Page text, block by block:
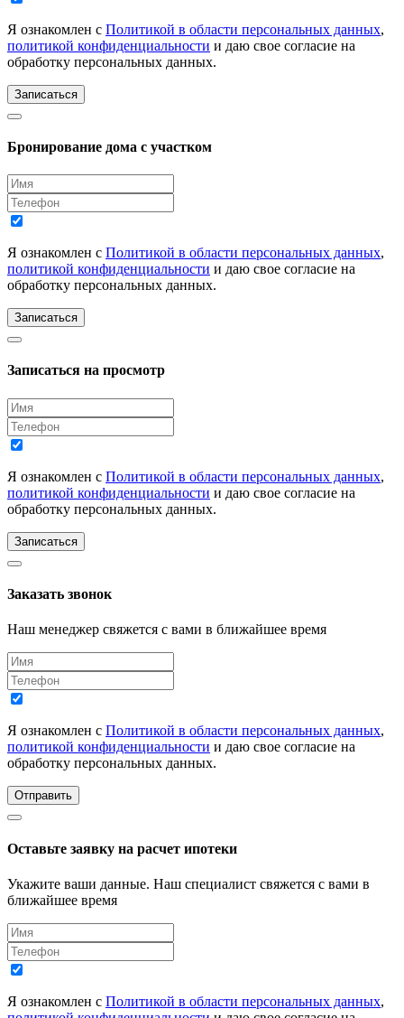
Я ознакомлен с Политикой в области персональных данных,
политикой конфиденциальности и даю свое согласие на
обработку персональных данных.
Записаться
Бронирование дома с участком
Я ознакомлен с Политикой в области персональных данных,
политикой конфиденциальности и даю свое согласие на
обработку персональных данных.
Записаться
Записаться на просмотр
Я ознакомлен с Политикой в области персональных данных,
политикой конфиденциальности и даю свое согласие на
обработку персональных данных.
Записаться
Заказать звонок
Наш менеджер свяжется с вами в ближайшее время
Я ознакомлен с Политикой в области персональных данных,
политикой конфиденциальности и даю свое согласие на
обработку персональных данных.
Отправить
Оставьте заявку на расчет ипотеки
Укажите ваши данные. Наш специалист свяжется с вами в
ближайшее время
Я ознакомлен с Политикой в области персональных данных,